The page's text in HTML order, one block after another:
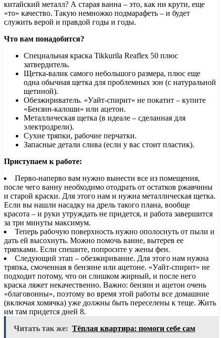
китайский металл? А старая ванна – это, как ни крути, еще
«то» качество. Такую немножко подмарафеть – и будет
служить верой и правдой годы и годы.
Что вам понадобится?
Специальная краска Tikkurila Reaflex 50 плюс
затвердитель.
Щетка-валик самого небольшого размера, плюс еще
одна обычная щетка для проблемных зон (с натуральной
щетиной).
Обезжириватель. «Уайт-спирит» не покатит – купите
«Бензин-калоши» или ацетон.
Металлическая щетка (в идеале – сделанная для
электродрели).
Сухие тряпки, рабочие перчатки.
Запасные детали слива (если у вас стоит пластик).
Приступаем к работе:
Перво-наперво вам нужно вынести все из помещения,
после чего ванну необходимо отодрать от остатков ржавчины
и старой краски. Для этого нам и нужна металлическая щетка.
Если вы нашли насадку на дрель такого плана, вообще
красота – и руки утруждать не придется, и работа завершится
за три минуты максимум.
Теперь рабочую поверхность нужно ополоснуть от пыли и
дать ей высохнуть. Можно помочь ванне, вытерев ее
тряпками. Если спешите, попросите у жены фен.
Следующий этап – обезжиривание. Для этого нам нужна
тряпка, смоченная в бензине или ацетоне. «Уайт-спирит» не
подходит потому, что он слишком жирный, и после него
краска ляжет некачественно. Важно: бензин и ацетон очень
«благовонны», поэтому во время этой работы все домашние
(включая хомячка) уже должны быть переселены к теще. Жить
им там придется дней 8.
Читать так же: Тёплая квартира: помоги себе сам